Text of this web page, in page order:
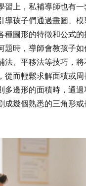
習上，私補導師也有
導孩子們通過畫圖、
種圖形的特徵和公式
題時，導師會教孩子
法、平移法等技巧，
從而輕鬆求解面積或
多邊形的面積時，通
成幾個熟悉的三角形